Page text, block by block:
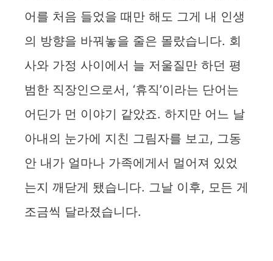
어를 처음 들었을 때만 해도 그게 내 인생
의 방향을 바꿔놓을 줄은 몰랐습니다. 회
사와 가정 사이에서 늘 저울질만 하던 평
범한 직장인으로서, ‘휴직’이라는 단어는
어딘가 먼 이야기 같았죠. 하지만 어느 날
아내의 눈가에 지친 그림자를 보고, 그동
안 내가 얼마나 가족에게서 멀어져 있었
는지 깨닫게 됐습니다. 그날 이후, 모든 게
조금씩 달라졌습니다.